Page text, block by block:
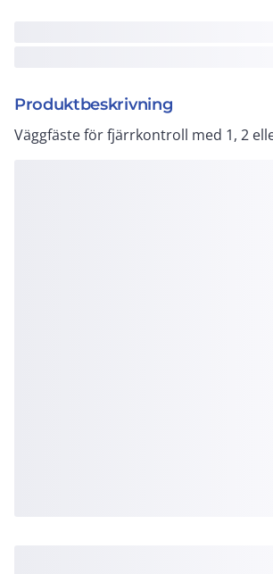
Produktbeskrivning
Väggfäste för fjärrkontroll med 1, 2